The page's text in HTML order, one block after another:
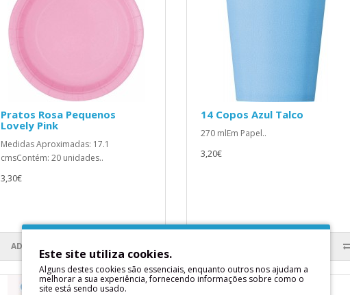
Pratos Rosa Pequenos
Lovely Pink
Medidas Aproximadas: 17.1
cmsContém: 20 unidades..
3,30€
ADICIONAR
14 Copos Azul Talco
270 mlEm Papel..
3,20€
Este site utiliza cookies.
Alguns destes cookies são essenciais, enquanto outros nos ajudam a
melhorar a sua experiência, fornecendo informações sobre como o
site está sendo usado.